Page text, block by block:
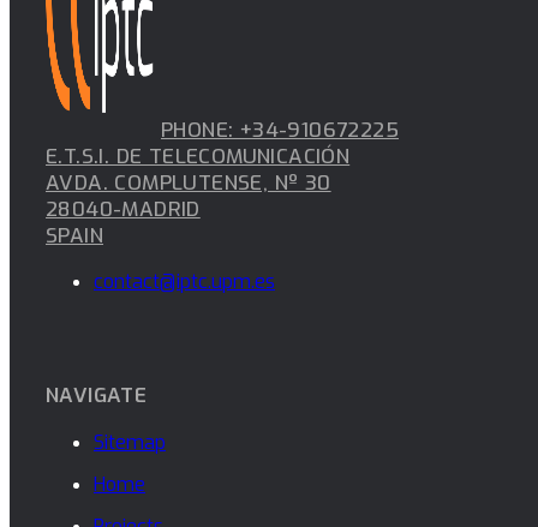
PHONE: +34-910672225
E.T.S.I. DE TELECOMUNICACIÓN
AVDA. COMPLUTENSE, Nº 30
28040-MADRID
SPAIN
contact@iptc.upm.es
NAVIGATE
Sitemap
Home